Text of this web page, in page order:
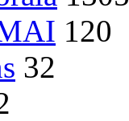
120
32